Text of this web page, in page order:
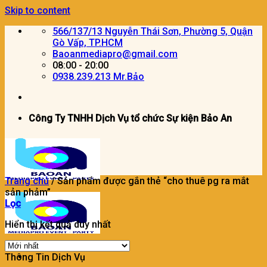
Skip to content
566/137/13 Nguyễn Thái Sơn, Phường 5, Quận
Gò Vấp, TP.HCM
Baoanmediapro@gmail.com
08:00 - 20:00
0938.239.213 Mr.Bảo
Công Ty TNHH Dịch Vụ tổ chức Sự kiện Bảo An
Trang chủ /Sản phẩm được gắn thẻ “cho thuê pg ra mắt
sản phảm”
Lọc
Hiển thị kết quả duy nhất
Thông Tin Dịch Vụ